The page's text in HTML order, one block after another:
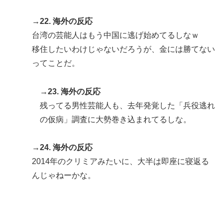
→22. 海外の反応
台湾の芸能人はもう中国に逃げ始めてるしなｗ
移住したいわけじゃないだろうが、金には勝てない
ってことだ。
→23. 海外の反応
残ってる男性芸能人も、去年発覚した「兵役逃れ
の仮病」調査に大勢巻き込まれてるしな。
→24. 海外の反応
2014年のクリミアみたいに、大半は即座に寝返る
んじゃねーかな。